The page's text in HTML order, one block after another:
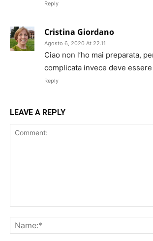
Reply
Cristina Giordano
Agosto 6, 2020 At 22.11
Ciao non l’ho mai preparata,
complicata invece deve
Reply
LEAVE A REPLY